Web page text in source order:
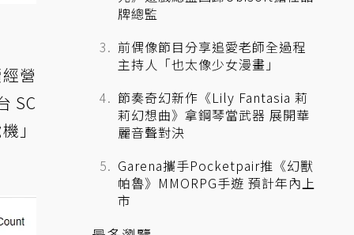
營
SC
」
牌總監
前偶像節目分享追愛老師全過程
主持人「也太像少女漫畫」
節奏奇幻新作《Lily Fantasia 莉
莉幻想曲》拿鋼琴當武器 展開華
麗音聲對決
Garena攜手Pocketpair推《幻獸
帕魯》MMORPG手遊 預計年內上
市